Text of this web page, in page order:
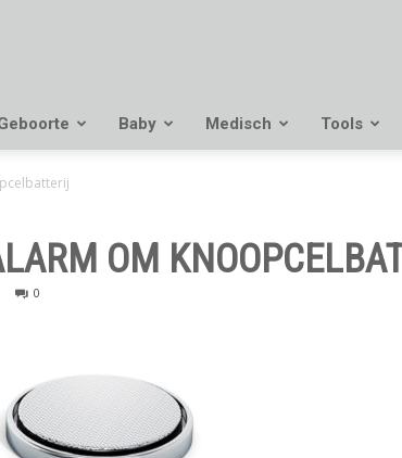
Baby Medisch Tools
OM
0